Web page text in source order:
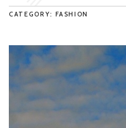
CATEGORY: FASHION